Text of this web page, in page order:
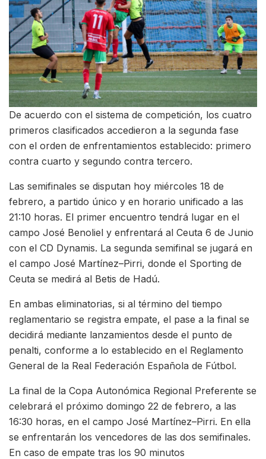
De acuerdo con el sistema de competición, los cuatro
primeros clasificados accedieron a la segunda fase
con el orden de enfrentamientos establecido: primero
contra cuarto y segundo contra tercero.
Las semifinales se disputan hoy miércoles 18 de
febrero, a partido único y en horario unificado a las
21:10 horas. El primer encuentro tendrá lugar en el
campo José Benoliel y enfrentará al Ceuta 6 de Junio
con el CD Dynamis. La segunda semifinal se jugará en
el campo José Martínez–Pirri, donde el Sporting de
Ceuta se medirá al Betis de Hadú.
En ambas eliminatorias, si al término del tiempo
reglamentario se registra empate, el pase a la final se
decidirá mediante lanzamientos desde el punto de
penalti, conforme a lo establecido en el Reglamento
General de la Real Federación Española de Fútbol.
La final de la Copa Autonómica Regional Preferente se
celebrará el próximo domingo 22 de febrero, a las
16:30 horas, en el campo José Martínez–Pirri. En ella
se enfrentarán los vencedores de las dos semifinales.
En caso de empate tras los 90 minutos